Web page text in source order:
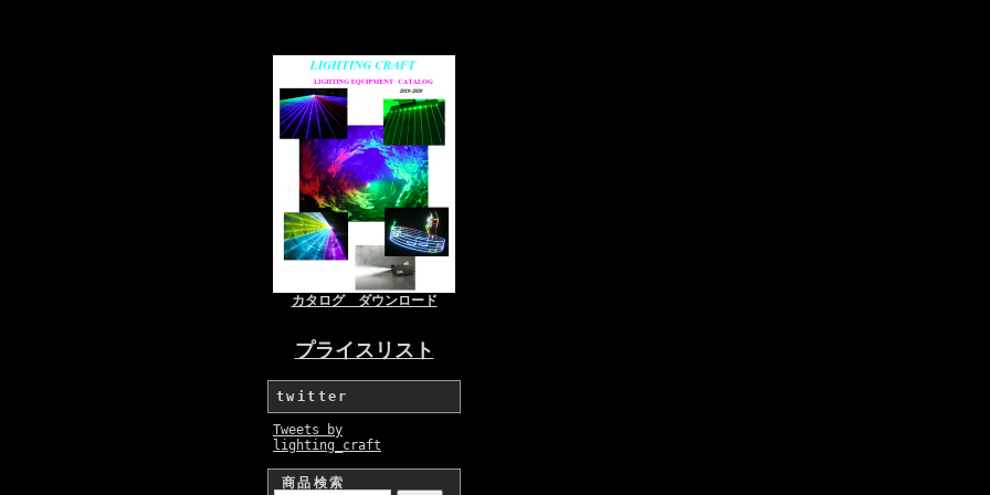
カタログ ダウンロード
プライスリスト
twitter
Tweets by
lighting_craft
商品検索